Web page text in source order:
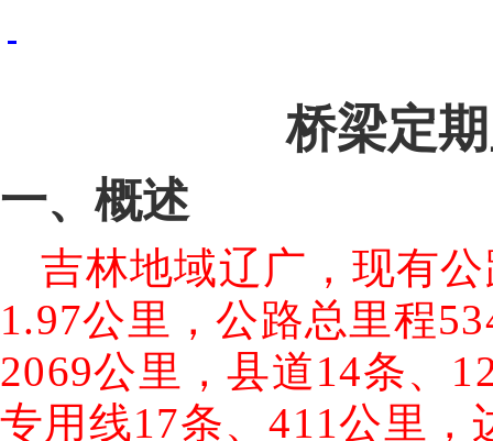
桥梁定
一、概述
吉林地域辽广，现有
1.97公里 ，公路总里程
2069公里 ，县道14条、
专用线17条、411公里